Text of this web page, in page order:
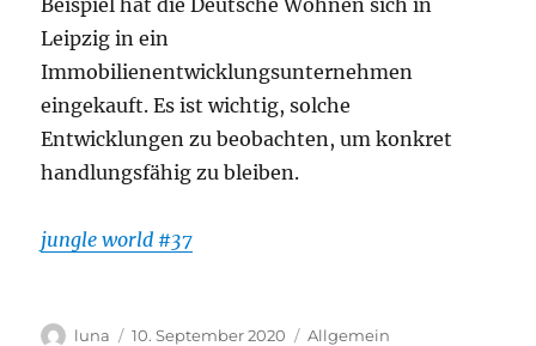
Leipzig in ein
Immobilienentwicklungsunternehmen
eingekauft. Es ist wichtig, solche
Entwicklungen zu beobachten, um konkret
handlungsfähig zu bleiben.
jungle world #37
Autor
luna
Veröffentlicht
10. September 2020 Kategorien
Allgemein